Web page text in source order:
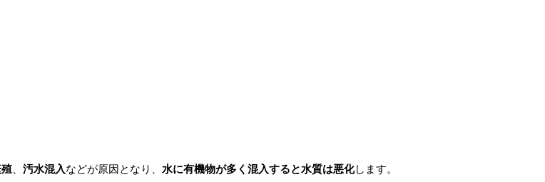
汚水混入などが原因となり、 水に有機物が多く混入すると水質は悪化します。